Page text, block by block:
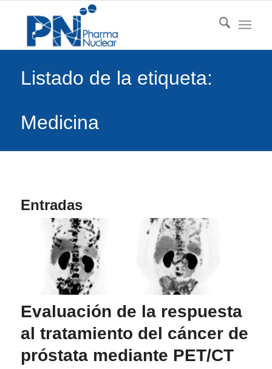
Listado de la etiqueta:
Medicina
Entradas
Evaluación de la respuesta
al tratamiento del cáncer de
próstata mediante PET/CT